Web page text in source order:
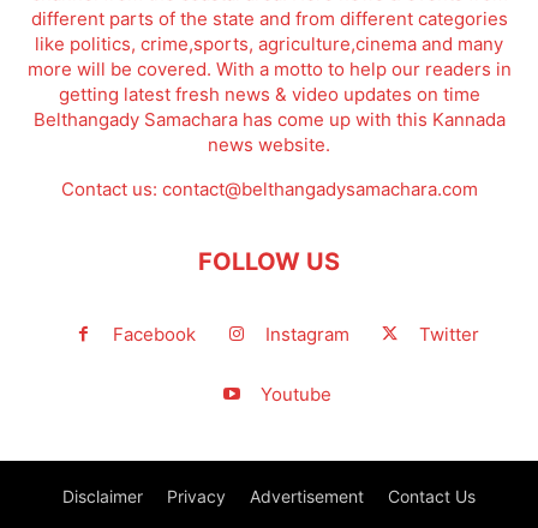
different parts of the state and from different categories
like politics, crime,sports, agriculture,cinema and many
more will be covered. With a motto to help our readers in
getting latest fresh news & video updates on time
Belthangady Samachara has come up with this Kannada
news website.
Contact us: contact@belthangadysamachara.com
FOLLOW US
Facebook Instagram Twitter
Youtube
Disclaimer Privacy Advertisement Contact Us